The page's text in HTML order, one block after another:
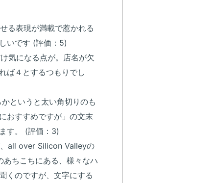
る表現が満載で惹かれる
いです (評価：5)
気になる点が。店名が欠
ば４とするつもりでし
というと太い角切りのも
おすすめですが」の文末
す。 (評価：3)
all over Silicon Valleyの
ちこちにある、様々なハ
くのですが、文字にする